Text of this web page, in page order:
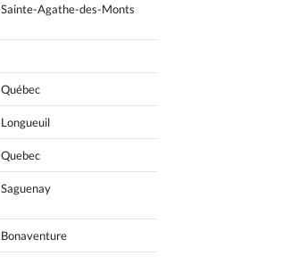
Sainte-Agathe-des-Monts
Québec
Longueuil
Quebec
Saguenay
Bonaventure